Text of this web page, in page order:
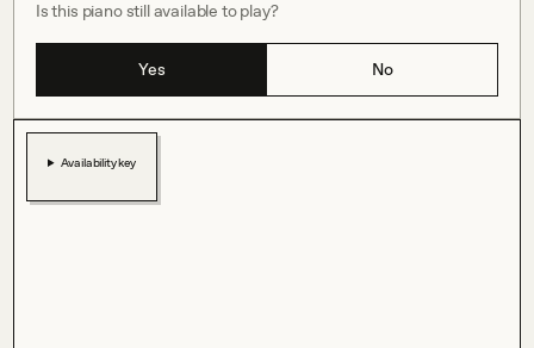
Is this piano still available to play?
Yes No
Availability key